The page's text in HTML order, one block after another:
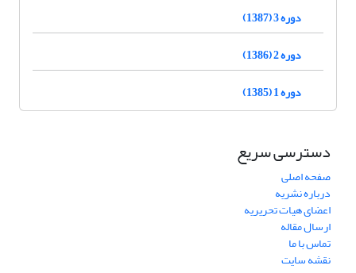
دوره 3 (1387)
دوره 2 (1386)
دوره 1 (1385)
دسترسی سریع
صفحه اصلی
درباره نشریه
اعضای هیات تحریریه
ارسال مقاله
تماس با ما
نقشه سایت